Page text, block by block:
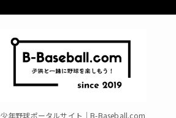
少年野球ポータルサイト｜B-Baseball.com